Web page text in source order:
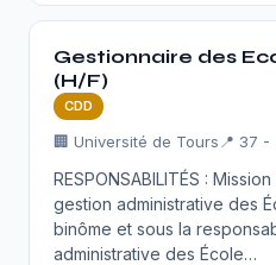
Gestionnaire des
(H/F)
CDD
🏢 Université de Tours 📍 37 -
RESPONSABILITÉS :
gestion administrative des
binôme et sous la
administrative des École…